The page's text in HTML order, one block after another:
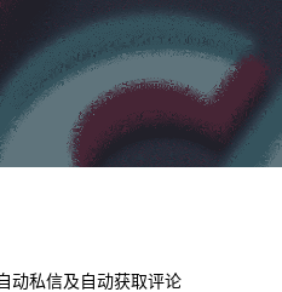
动私信及自动获取评论